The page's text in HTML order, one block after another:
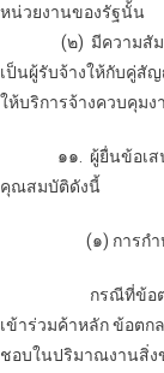
หน่วยงานของรัฐนั้น
(๒) มีความสั
เป็นผู้รับจ้างให้กับคู่สัญ
ให้บริการจ้างควบคุมง
๑๑. ผู้ยื่นข้อเสนอที่
คุณสมบัติดังนี้
(๑) การกำหนดสั
กรณีที่ข้อตกลงฯ
เข้าร่วมค้าหลัก ข้อตก
ชอบในปริมาณงานสิ่ง